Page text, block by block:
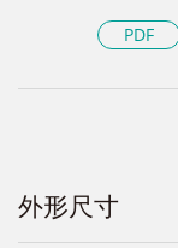
PDF
外形尺寸